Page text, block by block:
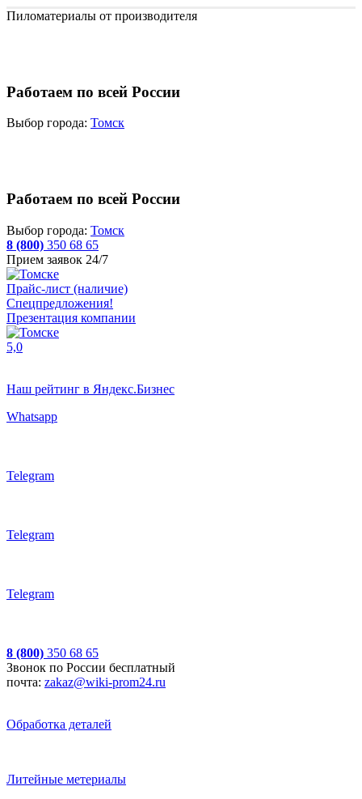
Пиломатериалы от производителя
Работаем по всей России
Выбор города: Томск
Работаем по всей России
Выбор города: Томск
8 (800) 350 68 65
Прием заявок 24/7
Прайс-лист (наличие)
Спецпредложения!
Презентация компании
5,0
Наш рейтинг в Яндекс.Бизнес
Whatsapp
Telegram
Telegram
Telegram
8 (800) 350 68 65
Звонок по России бесплатный
почта: zakaz@wiki-prom24.ru
Обработка деталей
Литейные метериалы